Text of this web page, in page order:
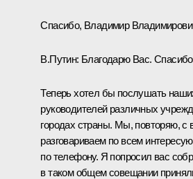
Спасибо, Владимир
В.Путин: Благодарю Вас.
Теперь хотел бы послушать
руководителей различных
городах страны. Мы, повторяю, с
разговариваем по всем
по телефону. Я попросил вас
в таком общем совещании